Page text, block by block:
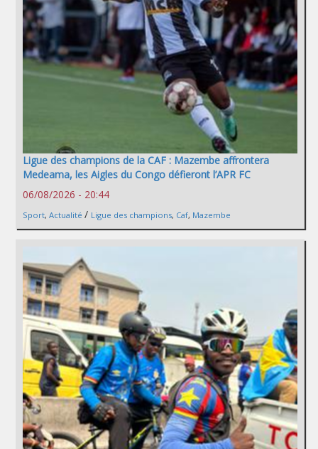
Ligue des champions de la CAF : Mazembe affrontera
Medeama, les Aigles du Congo défieront l’APR FC
06/08/2026 - 20:44
Sport, Actualité / Ligue des champions, Caf, Mazembe